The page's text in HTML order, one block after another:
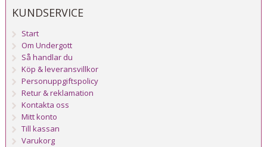
KUNDSERVICE
Start
Om Undergott
Så handlar du
Köp & leveransvillkor
Personuppgiftspolicy
Retur & reklamation
Kontakta oss
Mitt konto
Till kassan
Varukorg